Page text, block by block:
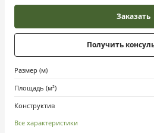
Заказать
Получить
Размер (м)
Площадь (м²)
Конструктив
Все характеристики